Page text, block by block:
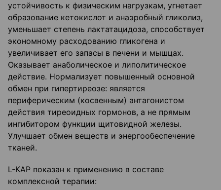
устойчивость к физическим нагрузкам, угнетает
образование кетокислот и анаэробный гликолиз,
уменьшает степень лактатацидоза, способствует
экономному расходованию гликогена и
увеличивает его запасы в печени и мышцах.
Оказывает анаболическое и липолитическое
действие. Нормализует повышенный основной
обмен при гипертиреозе: является
периферическим (косвенным) антагонистом
действия тиреоидных гормонов, а не прямым
ингибитором функции щитовидной железы.
Улучшает обмен веществ и энергообеспечение
тканей.
L-КАР показан к применению в составе
комплексной терапии: